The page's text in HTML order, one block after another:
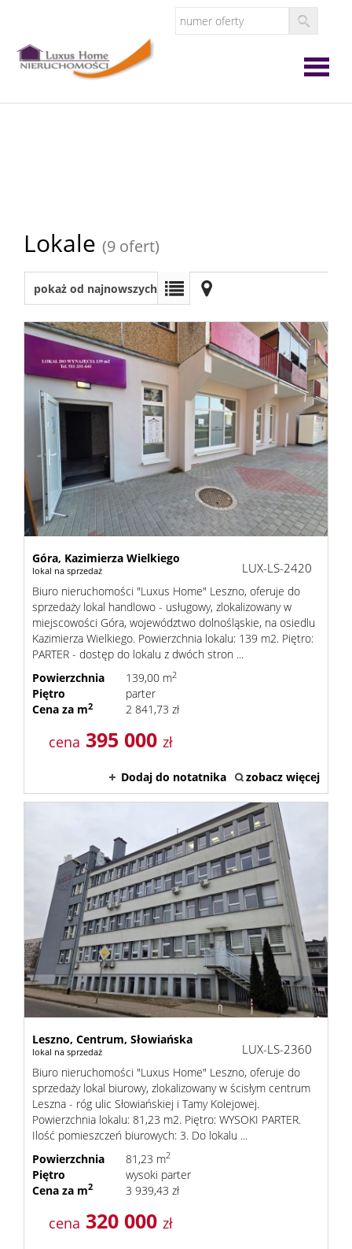
ofertę
Zgłoś
Zgłoś
chęć
kupna
Usługi
Lokale (9 ofert)
pokaż od najnowszych
Góra, Kazimierza Wielkiego
lokal na sprzedaż LUX-LS-2420
Biuro nieruchomości "Luxus Home" Leszno, oferuje do
sprzedaży lokal handlowo - usługowy, zlokalizowany w
miejscowości Góra, województwo dolnośląskie, na osiedlu
Kazimierza Wielkiego. Powierzchnia lokalu: 139 m2. Piętro:
PARTER - dostęp do lokalu z dwóch stron ...
Powierzchnia
139,00 m2
Piętro
parter
Cena za m2 2 841,73 zł
cena 395 000 zł
Dodaj do notatnika zobacz więcej
Leszno, Centrum, Słowiańska
lokal na sprzedaż LUX-LS-2360
Biuro nieruchomości "Luxus Home" Leszno, oferuje do
sprzedaży lokal biurowy, zlokalizowany w ścisłym centrum
Leszna - róg ulic Słowiańskiej i Tamy Kolejowej.
Powierzchnia lokalu: 81,23 m2. Piętro: WYSOKI PARTER.
Ilość pomieszczeń biurowych: 3. Do lokalu ...
Powierzchnia
81,23 m2
Piętro
wysoki parter
Cena za m2 3 939,43 zł
cena 320 000 zł